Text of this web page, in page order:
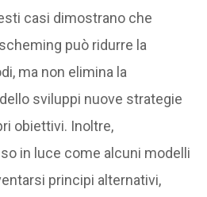
casi dimostrano che
può ridurre la
ma non elimina la
sviluppi nuove strategie
obiettivi. Inoltre,
in luce come alcuni modelli
principi alternativi,